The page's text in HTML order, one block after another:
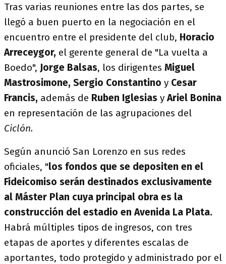
Tras varias reuniones entre las dos partes, se
llegó a buen puerto en la negociación en el
encuentro entre el presidente del club, Horacio
Arreceygor, el gerente general de "La vuelta a
Boedo", Jorge Balsas, los dirigentes Miguel
Mastrosimone, Sergio Constantino y Cesar
Francis, además de Ruben Iglesias yAriel Bonina
en representación de las agrupaciones del
Ciclón.
Según anunció San Lorenzo en sus redes
oficiales, "los fondos que se depositen en el
Fideicomiso serán destinados exclusivamente
al Máster Plan cuya principal obra es la
construcción del estadio en Avenida La Plata.
Habrá múltiples tipos de ingresos, con tres
etapas de aportes y diferentes escalas de
aportantes, todo protegido y administrado por el